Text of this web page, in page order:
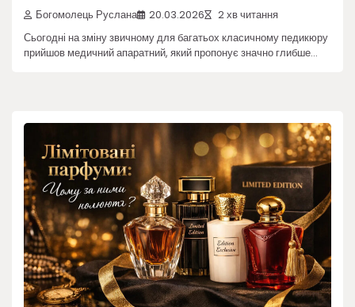
Богомолець Руслана 20.03.2026 2 хв читання
Сьогодні на зміну звичному для багатьох класичному педикюру
прийшов медичний апаратний, який пропонує значно глибше…